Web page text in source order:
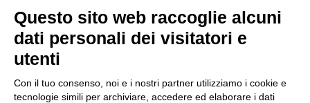
Questo sito web raccoglie alcuni
dati personali dei visitatori e
utenti
Con il tuo consenso, noi e i nostri partner utilizziamo i cookie e
tecnologie simili per archiviare, accedere ed elaborare i dati